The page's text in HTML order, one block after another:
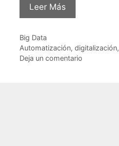
Leer Más
Categorías
Big Data
Etiquetas
Automatización, digitalización,
Deja un comentario